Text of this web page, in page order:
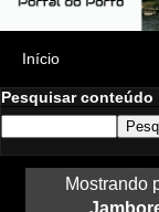
Pesquisar conteúdo
Mostrando